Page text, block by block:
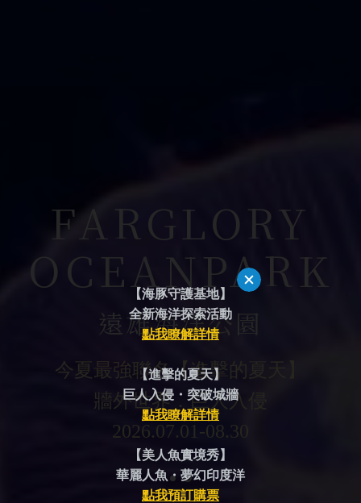
【海豚守護基地】
全新海洋探索活動
點我瞭解詳情
【進擊的夏天】
巨人入侵・突破城牆
點我瞭解詳情
【美人魚實境秀】
華麗人魚・夢幻印度洋
點我預訂購票
FARGLORY
OCEANPARK
遠雄海洋公園
今夏最強聯名【進擊的夏天】
牆外世界．巨人入侵
2026.07.01-08.30